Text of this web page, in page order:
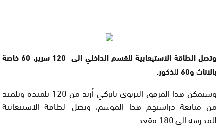
وتصل الطاقة الاستيعابية للقسم الداخلي الى 120 سرير، 60 خاصة
بالاناث و60 للذكور.
وسيمكن هذا المرفق التربوي بانركي أزيد من 120 تلميذة وتلميذ
من متابعة دراستهم هذا الموسم، وتصل الطاقة الاستيعابية
للمدرسة الى 180 مقعد.